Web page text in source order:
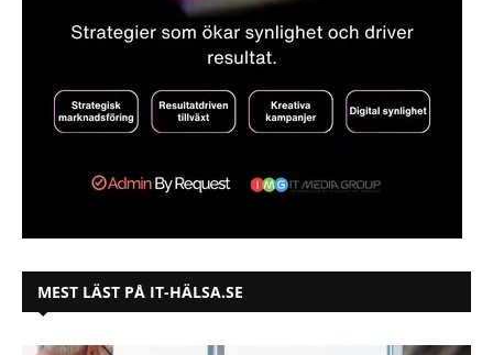
MEST LÄST PÅ IT-HÄLSA.SE